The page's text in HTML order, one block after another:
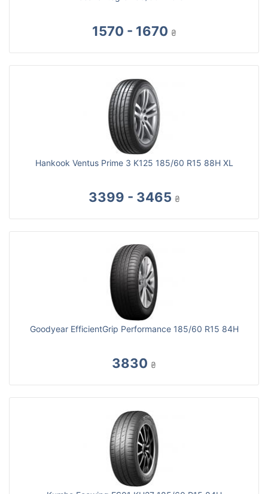
1570 - 1670 ₴
Hankook Ventus Prime 3 K125 185/60 R15 88H XL
3399 - 3465 ₴
Goodyear EfficientGrip Performance 185/60 R15 84H
3830 ₴